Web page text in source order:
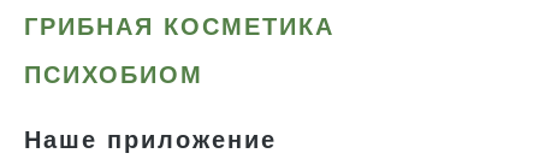
ГРИБНАЯ КОСМЕТИКА
ПСИХОБИОМ
Наше приложение